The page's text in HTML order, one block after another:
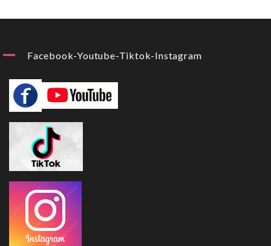
Facebook-Youtube-Tiktok-Instagram